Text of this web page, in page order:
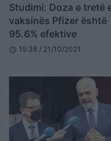
Studimi: Doza e tretë
vaksinës Pfizer është
95.6% efektive
schedule 15:38 / 21/10/2021